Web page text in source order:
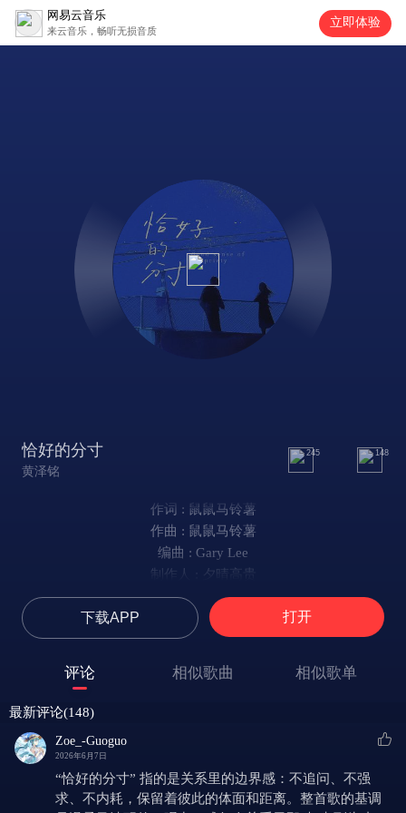
网易云音乐
来云音乐，畅听无损音质
立即体验
恰好的分寸
黄泽铭
245 148
作词 : 鼠鼠马铃薯
作曲 : 鼠鼠马铃薯
编曲 : Gary Lee
制作人 : 夕晴高贵
和声 : KK
混音/母带 : Ice70
我看着一尘不染的房间
你借用的都永远会按时归还
我和你从不需要为彼此的烦恼买单
可惜我们两个都不是称职的爱人
在艰难的时候都选择独善其身
下载APP 打开
评论 相似歌曲 相似歌单
最新评论(148)
Zoe_-Guoguo
2026年6月7日
“恰好的分寸” 指的是关系里的边界感：不追问、不强
求、不内耗，保留着彼此的体面和距离。整首歌的基调